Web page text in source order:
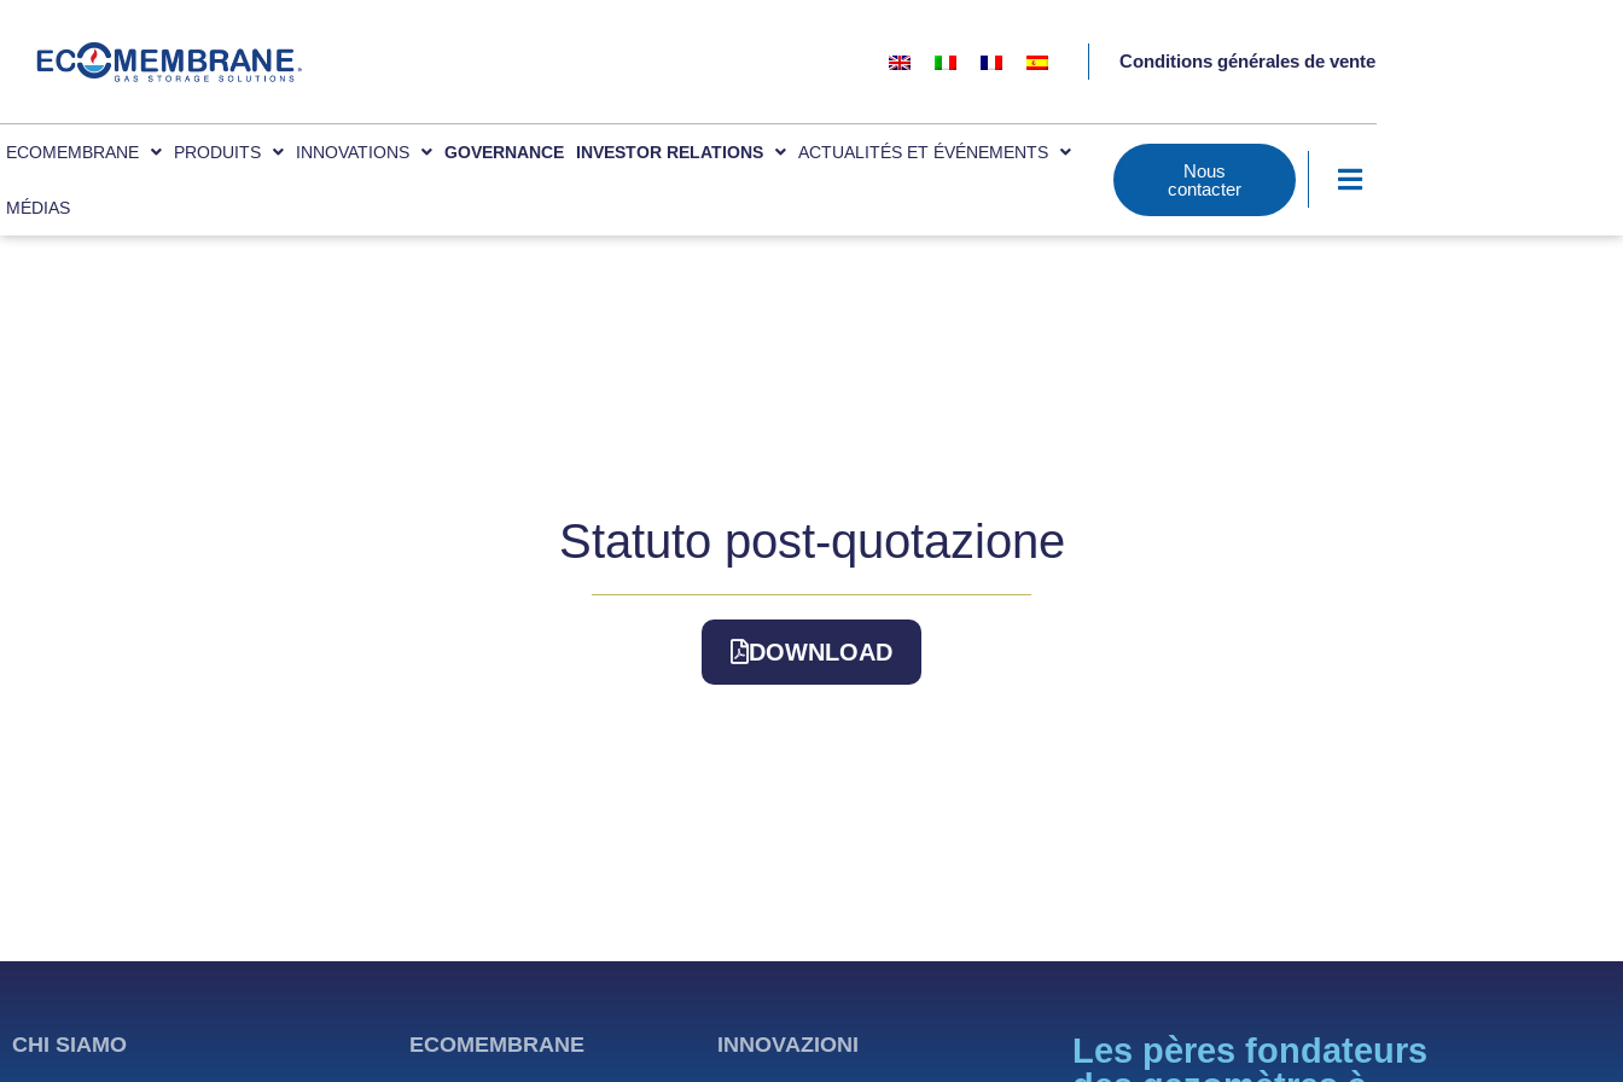
Conditions générales de vente
ECOMEMBRANE PRODUITS INNOVATIONS GOVERNANCE INVESTOR RELATIONS ACTUALITÉS ET ÉVÉNEMENTS
MÉDIAS
Nous
contacter
Statuto post-quotazione
DOWNLOAD
CHI SIAMO ECOMEMBRANE INNOVAZIONI
Les pères fondateurs
You can find out more about which cookies we are using or switch them off in